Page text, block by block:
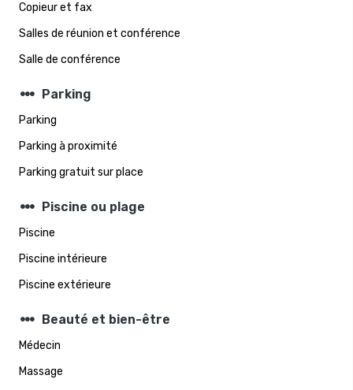
Copieur et fax
Salles de réunion et conférence
Salle de conférence
steppers Parking
Parking
Parking à proximité
Parking gratuit sur place
steppers Piscine ou plage
Piscine
Piscine intérieure
Piscine extérieure
steppers Beauté et bien-être
Médecin
Massage